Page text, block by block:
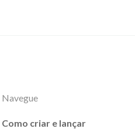
Navegue
Como criar e lançar